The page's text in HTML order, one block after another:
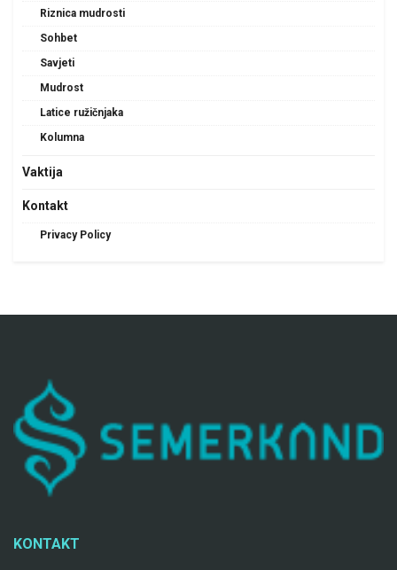
Riznica mudrosti
Sohbet
Savjeti
Mudrost
Latice ružičnjaka
Kolumna
Vaktija
Kontakt
Privacy Policy
KONTAKT